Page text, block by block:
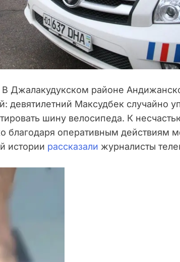
В Джалакудукском районе
девятилетний Максудбек случайно
шину велосипеда. К
благодаря оперативным действиям
истории рассказали журналисты